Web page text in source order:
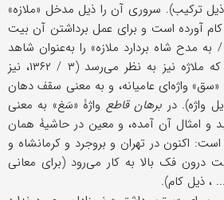
ترکیب). سروری آن را ذیل مدخل «ملازه»
آورده است و برای عمل برداشتن آن بیت
به مدح شاه بردارد ملازه» را به‌عنوان شاهد
آورده و اضافه کرده است که ملاژه نیز به نظر می‌رسد (۳ / ۱۳۶۲، نیز
«سق» واژه‌ای عامیانه، و به معنی سقف دهان
واژه). در برهان قاطع واژۀ «سَغ» به معنی
امثال آن آمده، و معین در حاشیۀ همان
۱)، آورده است: اکنون در تهران و بروجرد و کرمانشاه و
فک بالا به ‌کار می‌رود (برای معانی
... ، ذیل کام).